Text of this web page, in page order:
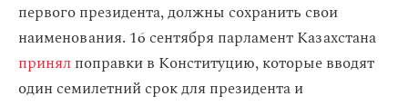
первого президента, должны сохранить свои
наименования. 16 сентября парламент Казахстана
принял поправки в Конституцию, которые вводят
один семилетний срок для президента и